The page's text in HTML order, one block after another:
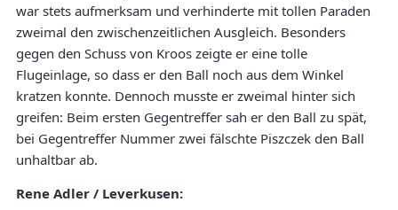
war stets aufmerksam und verhinderte mit tollen Paraden
zweimal den zwischenzeitlichen Ausgleich. Besonders
gegen den Schuss von Kroos zeigte er eine tolle
Flugeinlage, so dass er den Ball noch aus dem Winkel
kratzen konnte. Dennoch musste er zweimal hinter sich
greifen: Beim ersten Gegentreffer sah er den Ball zu spät,
bei Gegentreffer Nummer zwei fälschte Piszczek den Ball
unhaltbar ab.
Rene Adler / Leverkusen: